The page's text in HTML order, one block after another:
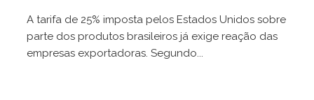
A tarifa de 25% imposta pelos Estados Unidos sobre
parte dos produtos brasileiros já exige reação das
empresas exportadoras. Segundo...